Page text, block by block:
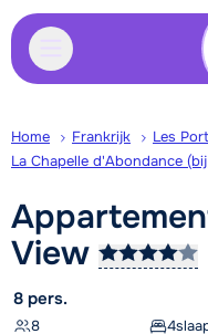
Home Frankrijk
Les
La Chapelle d'Abondance
View
8 pers.
8 4